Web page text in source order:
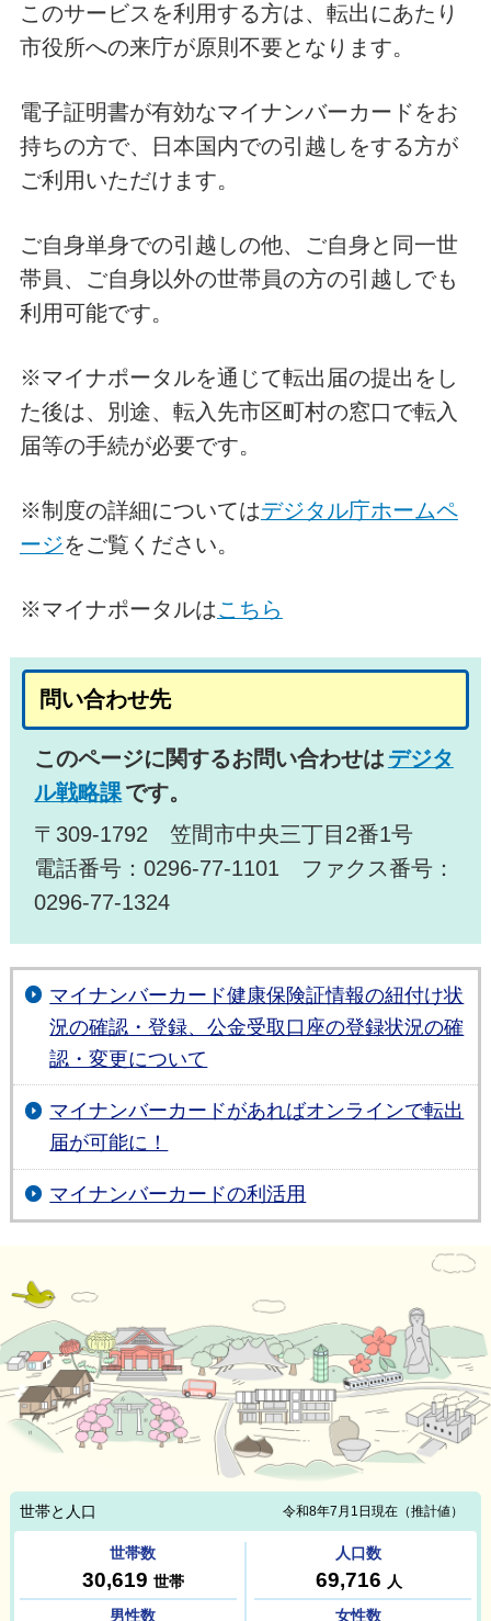
このサービスを利用する方は、転出にあたり
市役所への来庁が原則不要となります。
電子証明書が有効なマイナンバーカードをお
持ちの方で、日本国内での引越しをする方が
ご利用いただけます。
ご自身単身での引越しの他、ご自身と同一世
帯員、ご自身以外の世帯員の方の引越しでも
利用可能です。
※マイナポータルを通じて転出届の提出をし
た後は、別途、転入先市区町村の窓口で転入
届等の手続が必要です。
※制度の詳細についてはデジタル庁ホームペ
ージをご覧ください。
※マイナポータルはこちら
問い合わせ先
このページに関するお問い合わせは デジタ
ル戦略課です。
〒309-1792 笠間市中央三丁目2番1号
電話番号：0296-77-1101 ファクス番号：
0296-77-1324
マイナンバーカード健康保険証情報の紐付け状
況の確認・登録、公金受取口座の登録状況の確
認・変更について
マイナンバーカードがあればオンラインで転出
届が可能に！
マイナンバーカードの利活用